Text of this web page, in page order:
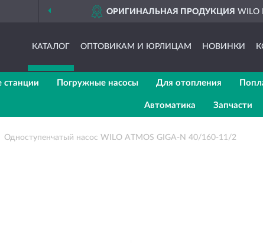
ОРИГИНАЛЬНАЯ ПРОДУКЦИЯWILO В
КАТАЛОГ ОПТОВИКАМ И ЮРЛИЦАМ НОВИНКИ
станции Погружные насосы Для отопления
Автоматика Запчасти
Одноступенчатый насос WILO ATMOS GIGA-N 40/160-11/2